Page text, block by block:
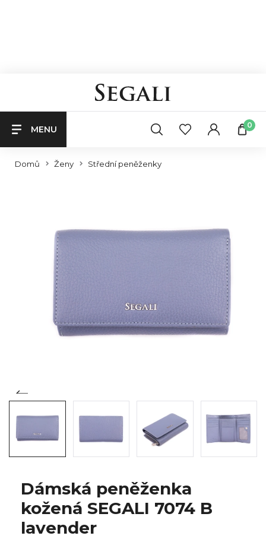
MENU 0
Domů Ženy Střední peněženky
Dámská peněženka
kožená SEGALI 7074 B
lavender